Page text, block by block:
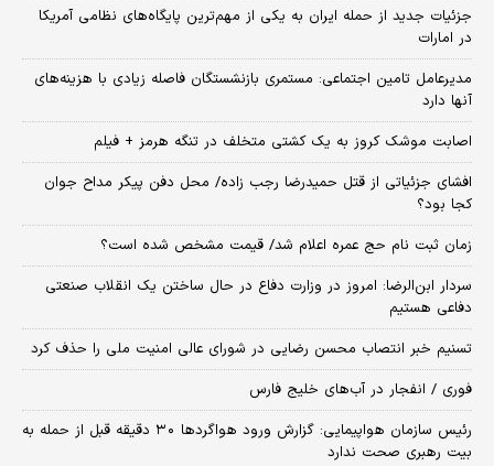
جزئیات جدید از حمله ایران به یکی از مهم‌ترین پایگاه‌های نظامی آمریکا
در امارات
مدیرعامل تامین اجتماعی: مستمری بازنشستگان فاصله زیادی با هزینه‌های
آنها دارد
اصابت موشک کروز به یک کشتی متخلف در تنگه هرمز + فیلم
افشای جزئیاتی از قتل حمیدرضا رجب زاده/ محل دفن پیکر مداح جوان
کجا بود؟
زمان ثبت‌ نام حج عمره اعلام شد/ قیمت مشخص شده است؟
سردار ابن‌الرضا: امروز در وزارت دفاع در حال ساختن یک انقلاب صنعتی
دفاعی هستیم
تسنیم خبر انتصاب محسن رضایی در شورای عالی امنیت ملی را حذف کرد
فوری / انفجار در آب‌های خلیج فارس
رئیس سازمان هواپیمایی: گزارش ورود هواگردها ٣٠ دقیقه قبل از حمله به
بیت رهبری صحت ندارد